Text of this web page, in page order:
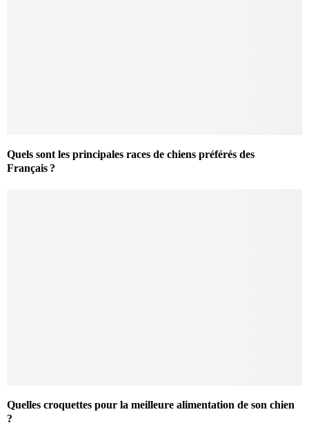
Quels sont les principales races de chiens préférés des
Français ?
Quelles croquettes pour la meilleure alimentation de son chien
?